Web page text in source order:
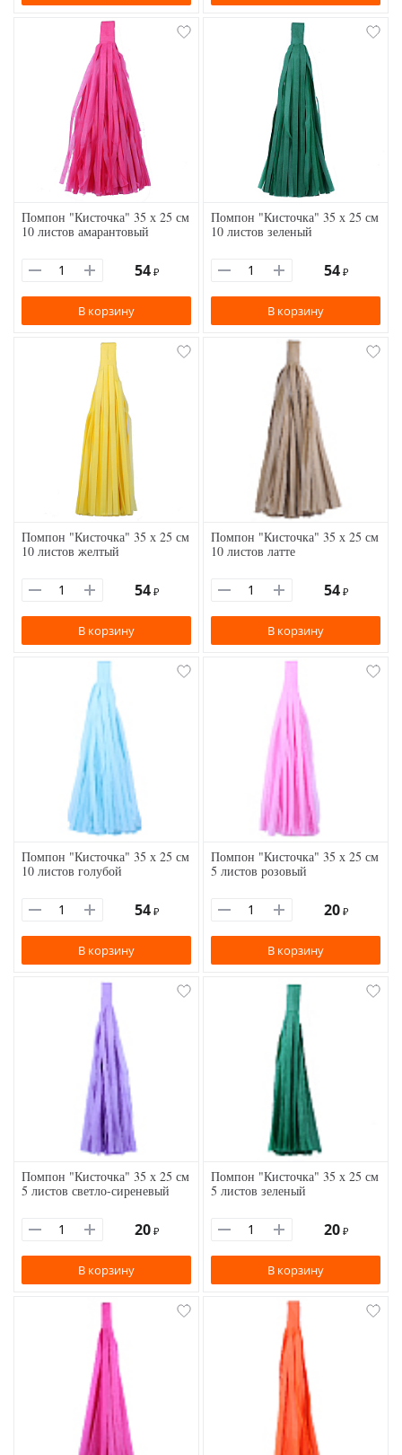
Помпон "Кисточка" 35 х 25 см
10 листов амарантовый
54 ₽
В корзину
Помпон "Кисточка" 35 х 25 см
10 листов зеленый
54 ₽
В корзину
Помпон "Кисточка" 35 х 25 см
10 листов желтый
54 ₽
В корзину
Помпон "Кисточка" 35 х 25 см
10 листов латте
54 ₽
В корзину
Помпон "Кисточка" 35 х 25 см
10 листов голубой
54 ₽
В корзину
Помпон "Кисточка" 35 х 25 см
5 листов розовый
20 ₽
В корзину
Помпон "Кисточка" 35 х 25 см
5 листов светло-сиреневый
20 ₽
В корзину
Помпон "Кисточка" 35 х 25 см
5 листов зеленый
20 ₽
В корзину